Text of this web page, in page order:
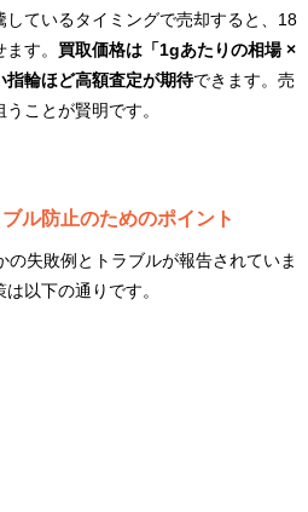
ているタイミングで売却すると、18
す。 買取価格は「1gあたりの相場 ×
輪ほど高額査定が期待できます。売
ことが賢明です。
ル防止のためのポイント
失敗例とトラブルが報告されていま
以下の通りです。